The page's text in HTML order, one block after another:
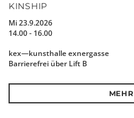
KINSHIP
Mi 23.9.2026
14.00 - 16.00
kex—kunsthalle exnergasse
Barrierefrei über Lift B